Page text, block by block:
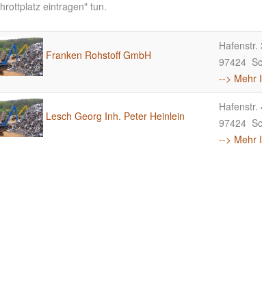
eintragen" tun.
Franken Rohstoff GmbH
Hafenstr.
97424
--> Mehr
Lesch Georg Inh. Peter Heinlein
Hafenstr.
97424
--> Mehr